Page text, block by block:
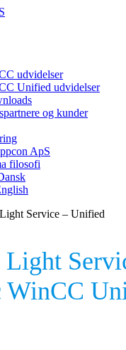
udvidelser
Unified udvidelser
og kunder
ApS
filosofi
Service – Unified
Light
WinCC